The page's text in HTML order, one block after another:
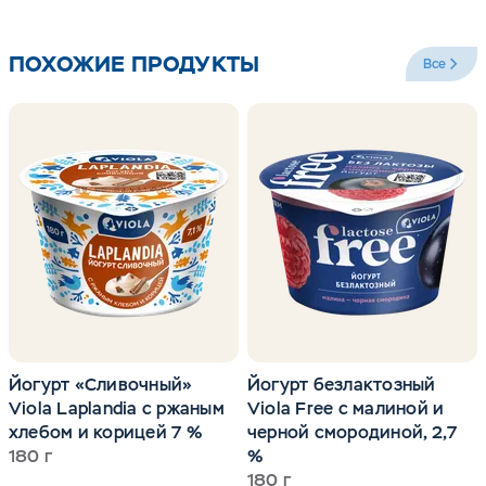
ПОХОЖИЕ ПРОДУКТЫ Все
Йогурт «Сливочный»
Viola Laplandia с ржаным
хлебом и корицей 7 %
180 г
Йогурт безлактозный
Viola Free с малиной и
черной смородиной, 2,7
%
180 г